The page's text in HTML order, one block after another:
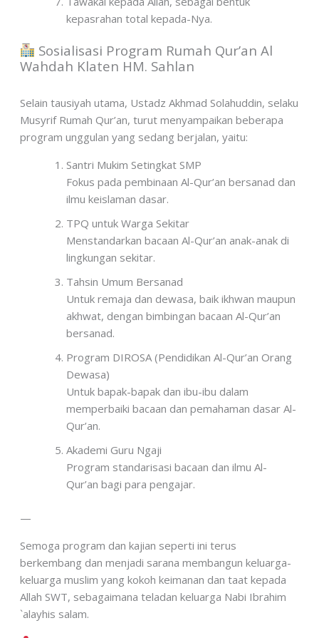
kepasrahan total kepada-Nya.
Sosialisasi Program Rumah Qur’an Al
Wahdah Klaten HM. Sahlan
Selain tausiyah utama, Ustadz Akhmad Solahuddin, selaku
Musyrif Rumah Qur’an, turut menyampaikan beberapa
program unggulan yang sedang berjalan, yaitu:
Santri Mukim Setingkat SMP
Fokus pada pembinaan Al-Qur’an bersanad dan
ilmu keislaman dasar.
TPQ untuk Warga Sekitar
Menstandarkan bacaan Al-Qur’an anak-anak di
lingkungan sekitar.
Tahsin Umum Bersanad
Untuk remaja dan dewasa, baik ikhwan maupun
akhwat, dengan bimbingan bacaan Al-Qur’an
bersanad.
Program DIROSA (Pendidikan Al-Qur’an Orang
Dewasa)
Untuk bapak-bapak dan ibu-ibu dalam
memperbaiki bacaan dan pemahaman dasar Al-
Qur’an.
Akademi Guru Ngaji
Program standarisasi bacaan dan ilmu Al-
Qur’an bagi para pengajar.
—
Semoga program dan kajian seperti ini terus
berkembang dan menjadi sarana membangun keluarga-
keluarga muslim yang kokoh keimanan dan taat kepada
Allah SWT, sebagaimana teladan keluarga Nabi Ibrahim
`alayhis salam.